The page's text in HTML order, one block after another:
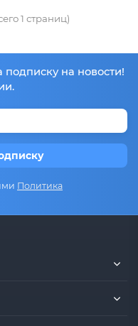
1 страниц)
на новости!
Политика